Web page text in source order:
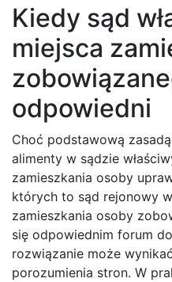
Kiedy sąd
miejsca
odpowiedni
Choć podstawową
alimenty w sądzie
zamieszkania osoby
których to sąd rejonowy
zamieszkania osoby
się odpowiednim forum
rozwiązanie może
porozumienia stron. W